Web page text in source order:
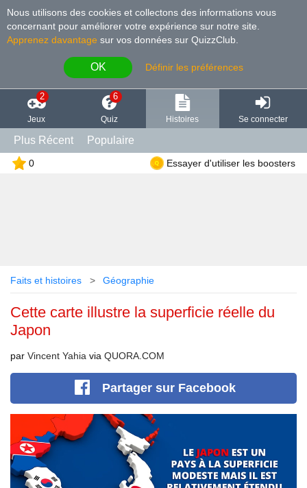
Nous utilisons des cookies et collectons des informations vous
concernant pour améliorer votre expérience sur notre site
Apprenez davantage sur vos données sur QuizzClub.
OK Définir les préférences
2
Jeux
6
Quiz Histoires Se connecter
Plus Récent Populaire
0 Essayer d'utiliser les boosters
Faits et histoires Géographie
Cette carte illustre la superficie réelle du
Japon
par Vincent Yahia via QUORA.COM
Partager sur Facebook